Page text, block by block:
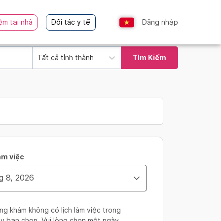
tại nhà Đối tác y tế Đăng nhập
Tất cả tỉnh thành Tìm Kiếm
việc
khám không có lịch làm việc trong